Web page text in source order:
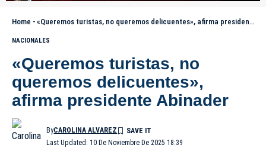
Home - «Queremos turistas, no queremos delicuentes», afirma presidente Abinader
NACIONALES
«Queremos turistas, no
queremos delicuentes»,
afirma presidente Abinader
Last Updated: 10 De Noviembre De 2025 18:39
ByCAROLINA ALVAREZ